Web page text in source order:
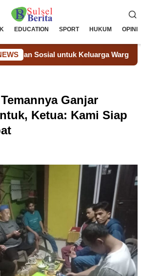
EDUCATION SPORT HUKUM OPINI
untuk Keluarga Warga Binaan
Ganjar
Ketua: Kami Siap